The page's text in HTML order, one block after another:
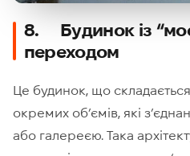
8. Будинок із
переходом
Це будинок, що
окремих об’ємів, які
або галереєю. Така